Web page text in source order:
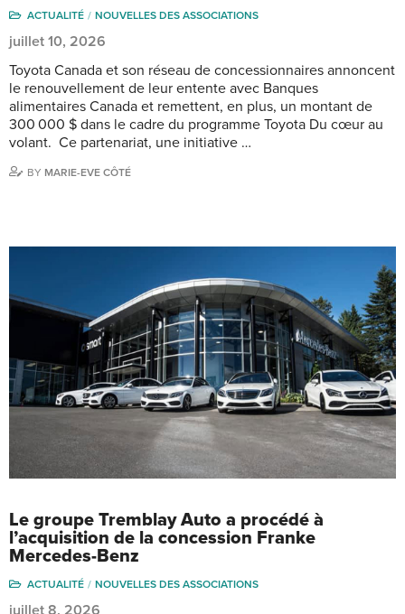
ACTUALITÉ NOUVELLES DES ASSOCIATIONS
juillet 10, 2026
Toyota Canada et son réseau de concessionnaires annoncent
le renouvellement de leur entente avec Banques
alimentaires Canada et remettent, en plus, un montant de
300 000 $ dans le cadre du programme Toyota Du cœur au
volant. Ce partenariat, une initiative …
BY MARIE-EVE CÔTÉ
Le groupe Tremblay Auto a procédé à
l’acquisition de la concession Franke
Mercedes-Benz
ACTUALITÉ NOUVELLES DES ASSOCIATIONS